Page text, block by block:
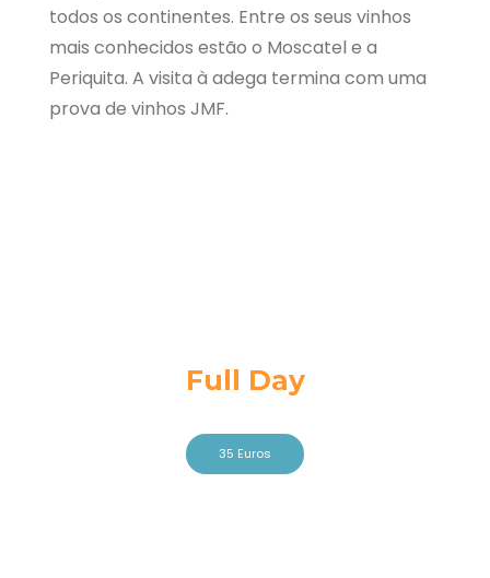
todos os continentes. Entre os seus vinhos
mais conhecidos estão o Moscatel e a
Periquita. A visita à adega termina com uma
prova de vinhos JMF.
Full Day
35 Euros